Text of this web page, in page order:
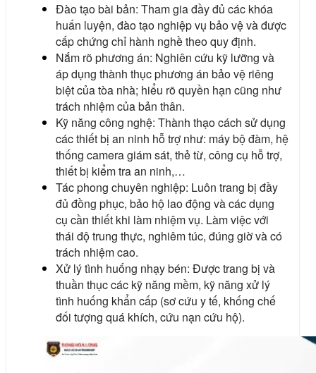
Đào tạo bài bản: Tham gia đầy đủ các khóa
huấn luyện, đào tạo nghiệp vụ bảo vệ và được
cấp chứng chỉ hành nghề theo quy định.
Nắm rõ phương án: Nghiên cứu kỹ lưỡng và
áp dụng thành thục phương án bảo vệ riêng
biệt của tòa nhà; hiểu rõ quyền hạn cũng như
trách nhiệm của bản thân.
Kỹ năng công nghệ: Thành thạo cách sử dụng
các thiết bị an ninh hỗ trợ như: máy bộ đàm, hệ
thống camera giám sát, thẻ từ, công cụ hỗ trợ,
thiết bị kiểm tra an ninh,…
Tác phong chuyên nghiệp: Luôn trang bị đầy
đủ đồng phục, bảo hộ lao động và các dụng
cụ cần thiết khi làm nhiệm vụ. Làm việc với
thái độ trung thực, nghiêm túc, đúng giờ và có
trách nhiệm cao.
Xử lý tình huống nhạy bén: Được trang bị và
thuần thục các kỹ năng mềm, kỹ năng xử lý
tình huống khẩn cấp (sơ cứu y tế, khống chế
đối tượng quá khích, cứu nạn cứu hộ).